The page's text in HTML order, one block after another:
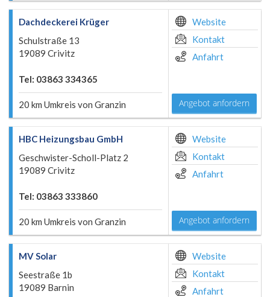
Dachdeckerei Krüger
Schulstraße 13
19089 Crivitz
Tel: 03863 334365
20 km Umkreis von Granzin
Website
Kontakt
Anfahrt
Angebot anfordern
HBC Heizungsbau GmbH
Geschwister-Scholl-Platz 2
19089 Crivitz
Tel: 03863 333860
20 km Umkreis von Granzin
Website
Kontakt
Anfahrt
Angebot anfordern
MV Solar
Seestraße 1b
19089 Barnin
Website
Kontakt
Anfahrt